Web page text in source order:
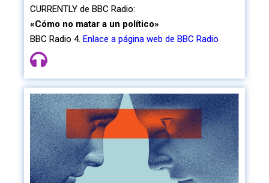
CURRENTLY de BBC Radio:
«Cómo no matar a un político»
BBC Radio 4. Enlace a página web de BBC Radio